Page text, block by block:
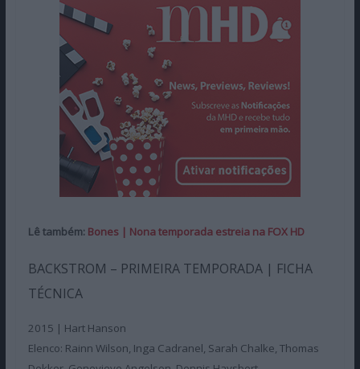
Lê também: Bones | Nona temporada estreia na FOX HD
BACKSTROM – PRIMEIRA TEMPORADA | FICHA
TÉCNICA
2015 | Hart Hanson
Elenco: Rainn Wilson, Inga Cadranel, Sarah Chalke, Thomas